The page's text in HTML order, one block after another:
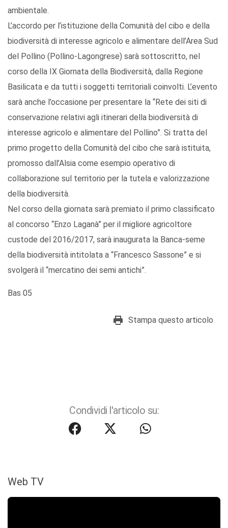
ambientale.
L’accordo per l’istituzione della Comunità del cibo e della
biodiversità di interesse agricolo e alimentare dell’Area Sud
del Pollino (Pollino-Lagongrese) sarà sottoscritto, nel
corso della IX Giornata della Biodiversità, dalla Regione
Basilicata e da tutti i soggetti territoriali coinvolti. L’evento
sarà anche l’occasione per presentare la “Rete dei siti di
conservazione relativi agli itinerari della biodiversità di
interesse agricolo e alimentare del Pollino”. Si tratta del
primo progetto della Comunità del cibo che sarà istituita,
promosso dall’Alsia come esempio operativo di
collaborazione sul territorio per la tutela e valorizzazione
della biodiversità.
Nel corso della giornata sarà premiato il primo classificato
al concorso “Enzo Laganà” per il migliore agricoltore
custode del 2016/2017, sarà inaugurata la Banca-seme
della biodiversità intitolata a “Francesco Sassone” e si
svolgerà il “mercatino dei semi antichi”.
Bas 05
Stampa questo articolo
Condividi l'articolo su:
Web TV